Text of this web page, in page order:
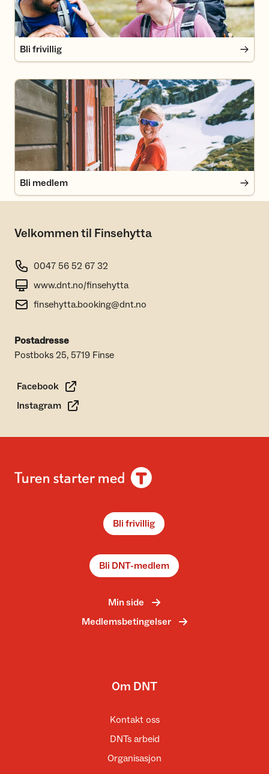
Bli frivillig
Bli medlem
Bli medlem
Velkommen til Finsehytta
0047 56 52 67 32
www.dnt.no/finsehytta
finsehytta.booking@dnt.no
Postadresse
Postboks 25, 5719 Finse
Facebook
Instagram
Bli frivillig
Bli DNT-medlem
Min side
Medlemsbetingelser
Om DNT
Kontakt oss
DNTs arbeid
Organisasjon